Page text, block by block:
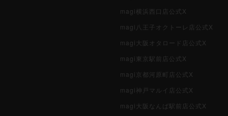
magi横浜西口店公式X
magi八王子オクトーレ店公式X
magi大阪オタロード店公式X
magi東京駅前店公式X
magi京都河原町店公式X
magi神戸マルイ店公式X
magi大阪なんば駅前店公式X